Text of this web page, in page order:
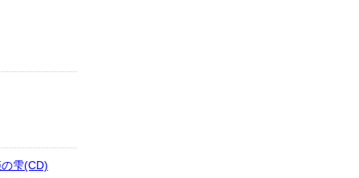
雫(CD)